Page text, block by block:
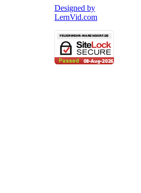
Designed by
LernVid.com